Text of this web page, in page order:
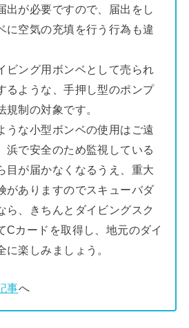
出が必要ですので、届出をし
に空気の充填を行う行為も違
ビング用ボンベとして売られ
るような、手押し型のポンプ
制の対象です。
うな小型ボンベの使用はご遠
浜で安全のため監視している
目が届かなくなるうえ、重大
がありますのでスキューバダ
ら、きちんとダイビングスク
Cカードを取得し、地元のダイ
に楽しみましょう。
事へ